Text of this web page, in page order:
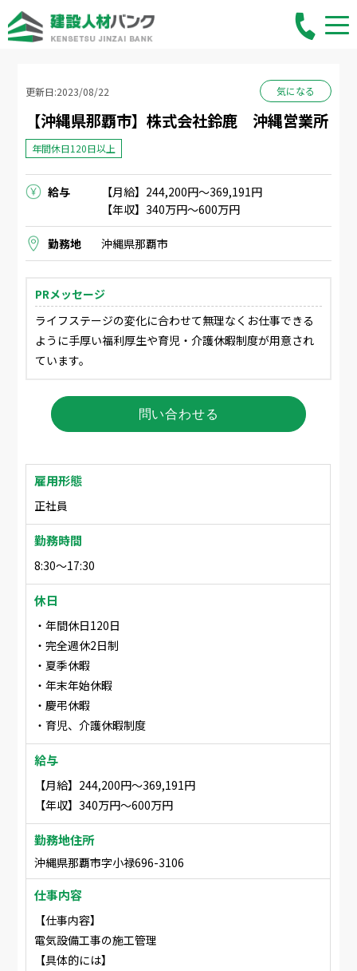
更新日:2023/08/22 気になる
【沖縄県那覇市】株式会社鈴鹿 沖縄営業所
年間休日120日以上
給与
【月給】244,200円〜369,191円
【年収】340万円〜600万円
勤務地 沖縄県那覇市
PRメッセージ
ライフステージの変化に合わせて無理なくお仕事できる
ように手厚い福利厚生や育児・介護休暇制度が用意され
ています。
問い合わせる
雇用形態
正社員
勤務時間
8:30〜17:30
休日
・年間休日120日
・完全週休2日制
・夏季休暇
・年末年始休暇
・慶弔休暇
・育児、介護休暇制度
給与
【月給】244,200円〜369,191円
【年収】340万円〜600万円
勤務地住所
沖縄県那覇市字小禄696-3106
仕事内容
【仕事内容】
電気設備工事の施工管理
【具体的には】